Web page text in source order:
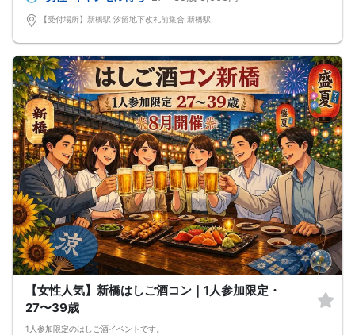
告なく即時満席・締め切りとなる場合がございます。
確実にご参加枠を確保されたい方は、早めのお申し込みをお願いいたします。
②【キャンセル・乗り換えについて】
惑となり、男女比が崩れる原因となってしまいます。
止むを得ない事情を除き、複数回にわたるキャンセルや、ご連絡のない無断キャ
ンセル（ドタキャン）をされた方につきましては、大変遺憾ではございますが、
【今後の当主催イベントへのご参加を一切お断り（ブラックリスト登録）】の処
置を取らせていただきます。
「確実にご参加いただけるスケジュール」でのご予約、および皆様が気持ちよく
過ごせる大人のマナーへのご協力を、心よりお願い申し上げます。
【受付場所】新橋駅 汐留地下改札前集合 新橋駅
【女性人気】新橋はしご酒コン｜1人参加限定・
27〜39歳
1人参加限定のはしご酒イベントです。